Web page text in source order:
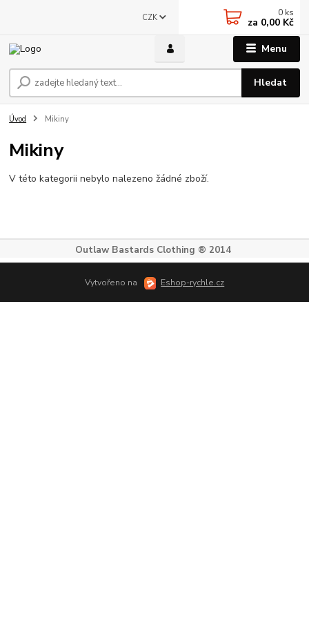
Menu
CZK
Hledat
0 ks
za 0,00 Kč
Úvod Mikiny
Mikiny
V této kategorii nebylo nalezeno žádné zboží.
Outlaw Bastards Clothing ® 2014
Vytvořeno na Eshop-rychle.cz